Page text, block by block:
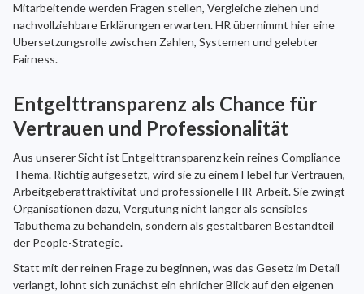
Mitarbeitende werden Fragen stellen, Vergleiche ziehen und
nachvollziehbare Erklärungen erwarten. HR übernimmt hier eine
Übersetzungsrolle zwischen Zahlen, Systemen und gelebter
Fairness.
Entgelttransparenz als Chance für
Vertrauen und Professionalität
Aus unserer Sicht ist Entgelttransparenz kein reines Compliance-
Thema. Richtig aufgesetzt, wird sie zu einem Hebel für Vertrauen,
Arbeitgeberattraktivität und professionelle HR-Arbeit. Sie zwingt
Organisationen dazu, Vergütung nicht länger als sensibles
Tabuthema zu behandeln, sondern als gestaltbaren Bestandteil
der People-Strategie.
Statt mit der reinen Frage zu beginnen, was das Gesetz im Detail
verlangt, lohnt sich zunächst ein ehrlicher Blick auf den eigenen